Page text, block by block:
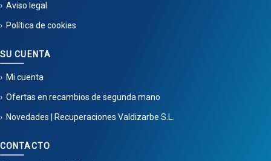
Aviso legal
Política de cookies
SU CUENTA
Mi cuenta
Ofertas en recambios de segunda mano
Novedades | Recuperaciones Valdizarbe S.L.
CONTACTO